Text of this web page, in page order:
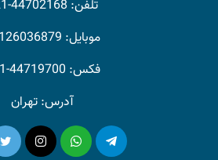
تلفن: 44702168-021
موبایل: 09126036879
فکس: 44719700-021
آدرس: تهران